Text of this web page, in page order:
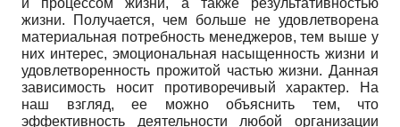
и процессом жизни, а также результативностью
жизни. Получается, чем больше не удовлетворена
материальная потребность менеджеров, тем выше у
них интерес, эмоциональная насыщенность жизни и
удовлетворенность прожитой частью жизни. Данная
зависимость носит противоречивый характер. На
наш взгляд, ее можно объяснить тем, что
эффективность деятельности любой организации